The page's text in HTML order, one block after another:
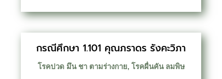
กรณีศึกษา 1.101 คุณภราดร รังคะวิภา
โรคปวด มึน ชา ตามร่างกาย, โรคผื่นคัน ลมพิษ